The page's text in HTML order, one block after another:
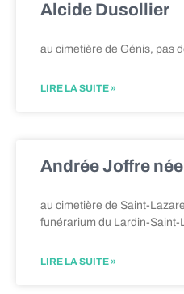
Alcide Dusollier
au cimetière de Génis, pas
LIRE LA SUITE »
Andrée Joffre
au cimetière de Saint-
funérarium du Lardin-Saint-
LIRE LA SUITE »